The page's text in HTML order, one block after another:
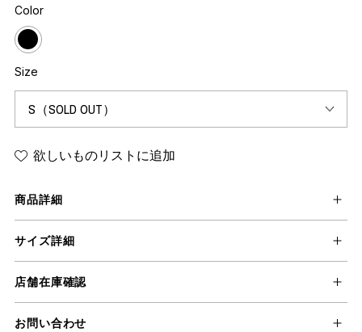
Color
Size
欲しいものリストに追加
商品詳細
サイズ詳細
店舗在庫確認
お問い合わせ